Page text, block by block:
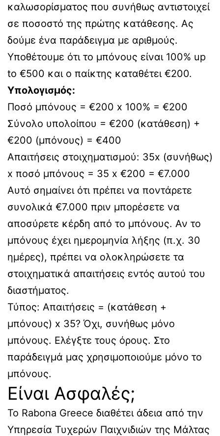
καλωσορίσματος που συνήθως αντιστοιχεί
σε ποσοστό της πρώτης κατάθεσης. Ας
δούμε ένα παράδειγμα με αριθμούς.
Υποθέτουμε ότι το μπόνους είναι 100% up
to €500 και ο παίκτης καταθέτει €200.
Υπολογισμός:
Ποσό μπόνους = €200 x 100% = €200
Σύνολο υπολοίπου = €200 (κατάθεση) +
€200 (μπόνους) = €400
Απαιτήσεις στοιχηματισμού: 35x (συνήθως)
x ποσό μπόνους = 35 x €200 = €7.000
Αυτό σημαίνει ότι πρέπει να ποντάρετε
συνολικά €7.000 πριν μπορέσετε να
αποσύρετε κέρδη από το μπόνους. Αν το
μπόνους έχει ημερομηνία λήξης (π.χ. 30
ημέρες), πρέπει να ολοκληρώσετε τα
στοιχηματικά απαιτήσεις εντός αυτού του
διαστήματος.
Τύπος: Απαιτήσεις = (κατάθεση +
μπόνους) x 35? Όχι, συνήθως μόνο
μπόνους. Ελέγξτε τους όρους. Στο
παράδειγμά μας χρησιμοποιούμε μόνο το
μπόνους.
Είναι Ασφαλές;
Το Rabona Greece διαθέτει άδεια από την
Υπηρεσία Τυχερών Παιχνιδιών της Μάλτας